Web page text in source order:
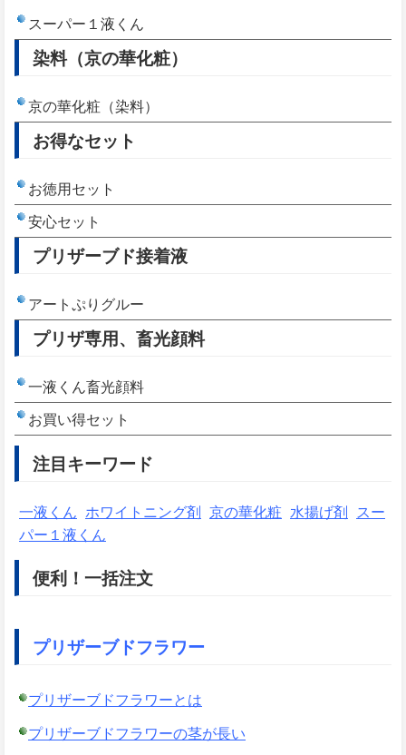
スーパー１液くん
染料（京の華化粧）
京の華化粧（染料）
お得なセット
お徳用セット
安心セット
プリザーブド接着液
アートぷりグルー
プリザ専用、畜光顔料
一液くん畜光顔料
お買い得セット
注目キーワード
一液くん ホワイトニング剤 京の華化粧 水揚げ剤 スー
パー１液くん
便利！一括注文
プリザーブドフラワー
プリザーブドフラワーとは
プリザーブドフラワーの茎が長い